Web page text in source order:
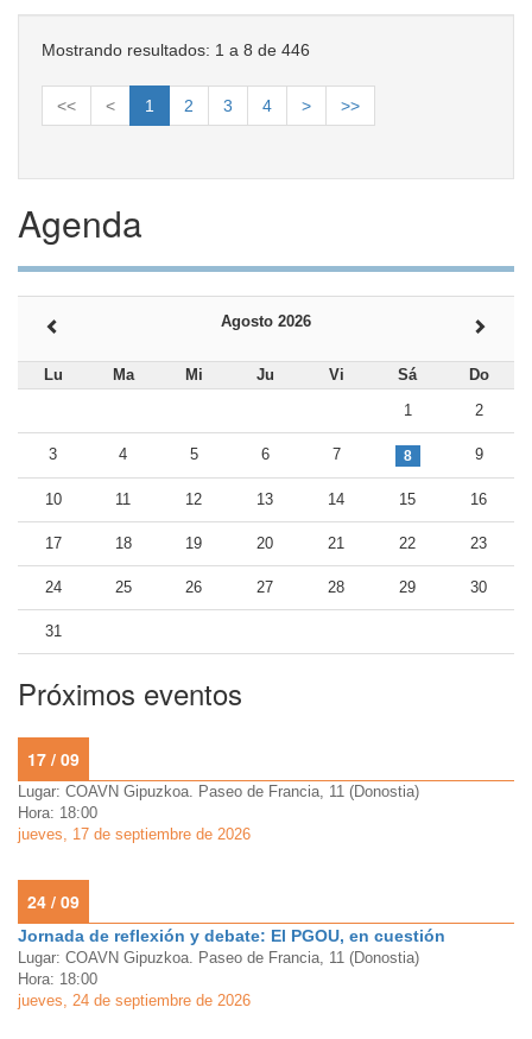
Mostrando resultados: 1 a 8 de 446
<< < 1 2 3 4 > >>
Agenda
Agosto 2026
Lu Ma Mi Ju Vi Sá
Do
1
2
3 4 5 6 7 8 9
10 11 12 13 14 15 16
17 18 19 20 21 22 23
24 25 26 27 28 29 30
31
Próximos eventos
17 / 09
Lugar: COAVN Gipuzkoa. Paseo de Francia, 11 (Donostia)
Hora: 18:00
jueves, 17 de septiembre de 2026
24 / 09
Jornada de reflexión y debate: El PGOU, en cuestión
Lugar: COAVN Gipuzkoa. Paseo de Francia, 11 (Donostia)
Hora: 18:00
jueves, 24 de septiembre de 2026